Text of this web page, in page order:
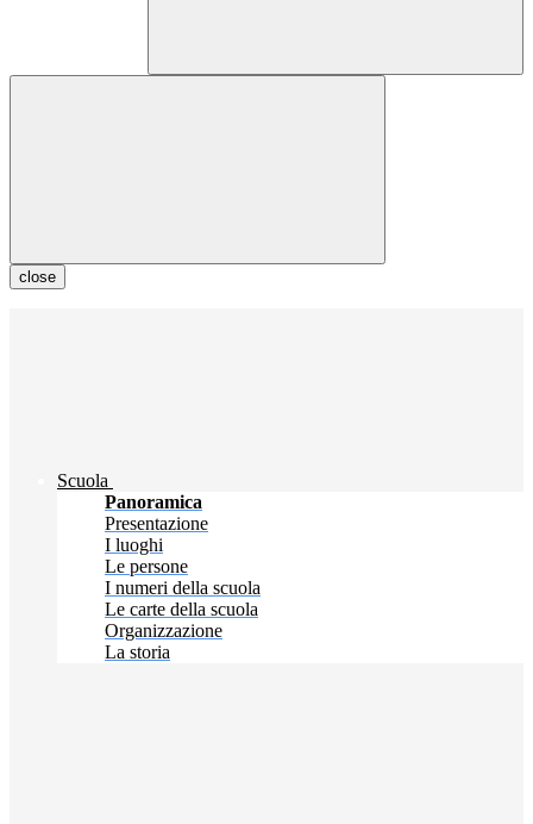
close
Scuola
Panoramica
Presentazione
I luoghi
Le persone
I numeri della scuola
Le carte della scuola
Organizzazione
La storia